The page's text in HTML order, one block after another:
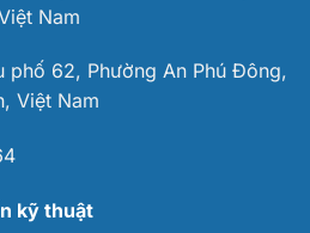
Nam
phố 62, Phường An Phú Đông,
Việt Nam
kỹ thuật